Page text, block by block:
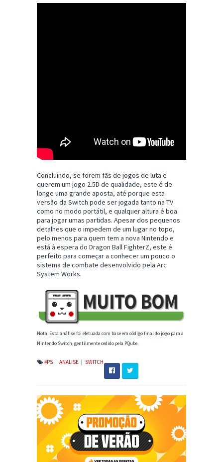
Concluindo, se forem fãs de jogos de luta e
querem um jogo 2.5D de qualidade, este é de
longe uma grande aposta, até porque esta
versão da Switch pode ser jogada tanto na TV
como no modo portátil, e qualquer altura é boa
para jogar umas partidas. Apesar dos pequenos
detalhes que o impedem de um lugar no topo,
pelo menos para quem tem a nova Nintendo e
está à espera do Dragon Ball FighterZ, este é
perfeito para começar a conhecer um pouco o
sistema de combate desenvolvido pela Arc
System Works.
Nota: Esta análise foi efetuada com base em código final do jogo para a
Nintendo Switch, gentilmente cedido pela PQube.
#PS | ANALISE | SWITCH